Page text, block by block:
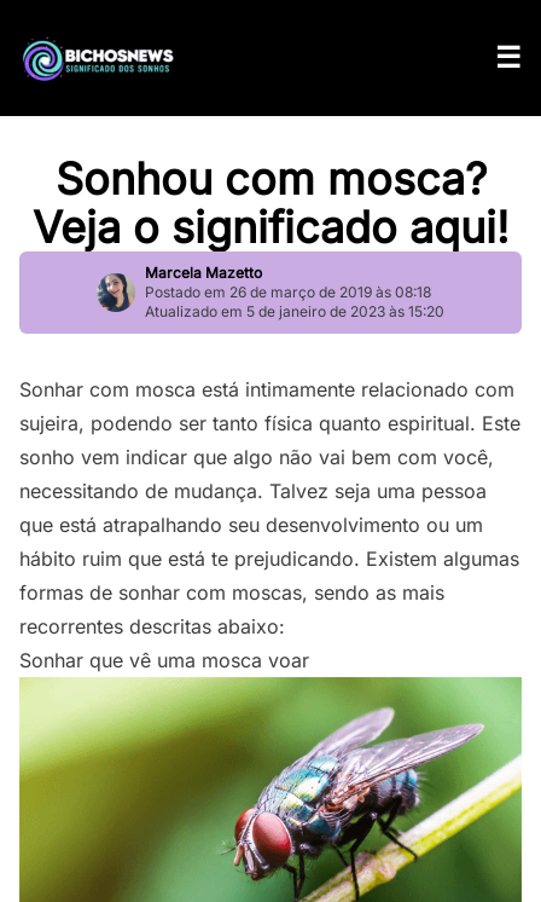
Sonhou com mosca?
Veja o significado aqui!
Marcela Mazetto
Postado em 26 de março de 2019 às 08:18
Atualizado em 5 de janeiro de 2023 às 15:20
Sonhar com mosca está intimamente relacionado com
sujeira, podendo ser tanto física quanto espiritual. Este
sonho vem indicar que algo não vai bem com você,
necessitando de mudança. Talvez seja uma pessoa
que está atrapalhando seu desenvolvimento ou um
hábito ruim que está te prejudicando. Existem algumas
formas de sonhar com moscas, sendo as mais
recorrentes descritas abaixo:
Sonhar que vê uma mosca voar